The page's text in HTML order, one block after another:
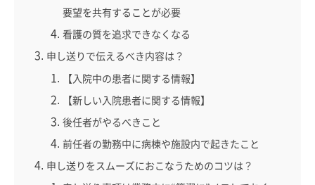
要望を共有することが必要
看護の質を追求できなくなる
申し送りで伝えるべき内容は？
【入院中の患者に関する情報】
【新しい入院患者に関する情報】
後任者がやるべきこと
前任者の勤務中に病棟や施設内で起きたこと
申し送りをスムーズにおこなうためのコツは？